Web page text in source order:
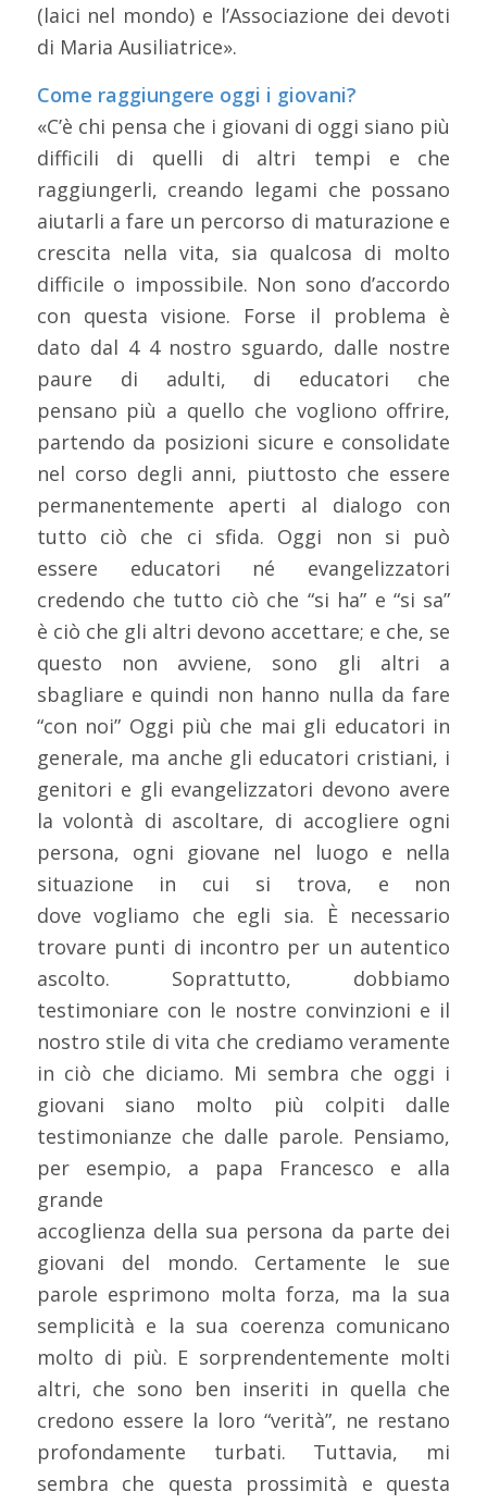
(laici nel mondo) e l’Associazione dei devoti
di Maria Ausiliatrice».
Come raggiungere oggi i giovani?
«C’è chi pensa che i giovani di oggi siano più
difficili di quelli di altri tempi e che
raggiungerli, creando legami che possano
aiutarli a fare un percorso di maturazione e
crescita nella vita, sia qualcosa di molto
difficile o impossibile. Non sono d’accordo
con questa visione. Forse il problema è
dato dal 4 4 nostro sguardo, dalle nostre
paure di adulti, di educatori che
pensano più a quello che vogliono offrire,
partendo da posizioni sicure e consolidate
nel corso degli anni, piuttosto che essere
permanentemente aperti al dialogo con
tutto ciò che ci sfida. Oggi non si può
essere educatori né evangelizzatori
credendo che tutto ciò che “si ha” e “si sa”
è ciò che gli altri devono accettare; e che, se
questo non avviene, sono gli altri a
sbagliare e quindi non hanno nulla da fare
“con noi” Oggi più che mai gli educatori in
generale, ma anche gli educatori cristiani, i
genitori e gli evangelizzatori devono avere
la volontà di ascoltare, di accogliere ogni
persona, ogni giovane nel luogo e nella
situazione in cui si trova, e non
dove vogliamo che egli sia. È necessario
trovare punti di incontro per un autentico
ascolto. Soprattutto, dobbiamo
testimoniare con le nostre convinzioni e il
nostro stile di vita che crediamo veramente
in ciò che diciamo. Mi sembra che oggi i
giovani siano molto più colpiti dalle
testimonianze che dalle parole. Pensiamo,
per esempio, a papa Francesco e alla
grande
accoglienza della sua persona da parte dei
giovani del mondo. Certamente le sue
parole esprimono molta forza, ma la sua
semplicità e la sua coerenza comunicano
molto di più. E sorprendentemente molti
altri, che sono ben inseriti in quella che
credono essere la loro “verità”, ne restano
profondamente turbati. Tuttavia, mi
sembra che questa prossimità e questa